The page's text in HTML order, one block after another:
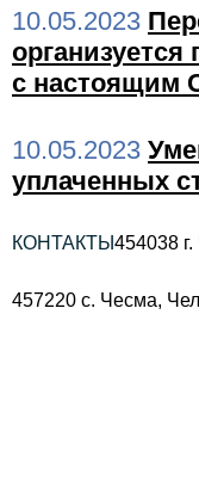
10.05.2023
с настоящим
10.05.2023
уплаченных
КОНТАКТЫ 454038
457220 с. Чесма,